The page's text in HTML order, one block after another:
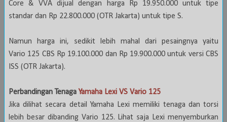
Core & VVA dijual dengan harga Rp 19.950.000 untuk tipe
standar dan Rp 22.800.000 (OTR Jakarta) untuk tipe S.
Namun harga ini, sedikit lebih mahal dari pesaingnya yaitu
Vario 125 CBS Rp 19.100.000 dan Rp 19.900.000 untuk versi CBS
ISS (OTR Jakarta).
Perbandingan Tenaga Yamaha Lexi VS Vario 125
Jika dilihat secara detail Yamaha Lexi memiliki tenaga dan torsi
lebih besar dibanding Vario 125. Lihat saja Lexi menyemburkan